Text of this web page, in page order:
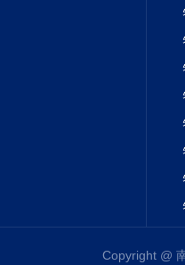
绑定、网卡绑定、设
剔除还原点，
需求，可设定计划任务，
线任务；针对内网的应用，
Copyright @